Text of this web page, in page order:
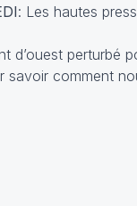
: Les hautes
d’ouest perturbé
savoir comment